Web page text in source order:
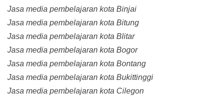
Jasa media pembelajaran kota Binjai
Jasa media pembelajaran kota Bitung
Jasa media pembelajaran kota Blitar
Jasa media pembelajaran kota Bogor
Jasa media pembelajaran kota Bontang
Jasa media pembelajaran kota Bukittinggi
Jasa media pembelajaran kota Cilegon